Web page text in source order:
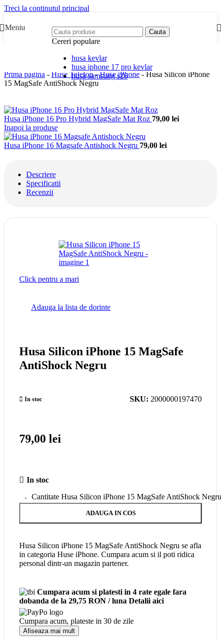
Treci la continutul principal
Meniu Cauta
Cereri populare
husa kevlar
husa iphone 17 pro kevlar
husa samsung s26
Prima pagina - Huse Telefon-Huse iPhone - Husa Silicon iPhone
15 MagSafe AntiShock Negru
Husa iPhone 16 Pro Hybrid MagSafe Mat Roz 79,00 lei
Inapoi la produse
Husa iPhone 16 Magsafe Antishock Negru 79,00 lei
Descriere
Specificatii
Recenzii
Click pentru a mari
Adauga la lista de dorinte
Husa Silicon iPhone 15 MagSafe
AntiShock Negru
In stoc SKU: 2000000197470
79,00 lei
In stoc
Cantitate Husa Silicon iPhone 15 MagSafe AntiShock Negru
ADAUGA IN COS
Husa Silicon iPhone 15 MagSafe AntiShock Negru se afla
in categoria Huse iPhone. Cumpara acum si il poti ridica
personal dintr-un magazin partener.
Cumpara acum si platesti in 4 rate egale fara
dobanda de la 29,75 RON / luna Detalii aici
Cumpara acum, plateste in 30 de zile
Afiseaza mai mult